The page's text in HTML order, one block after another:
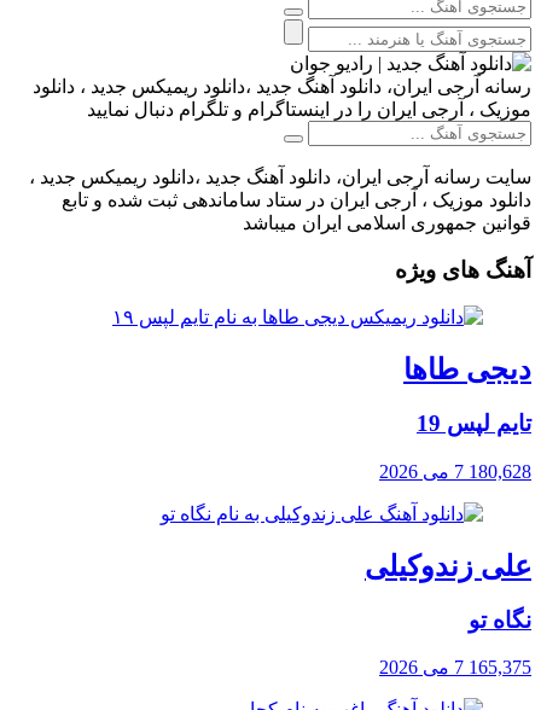
رسانه آرجی ایران، دانلود آهنگ جدید ،دانلود ریمیکس جدید ، دانلود
موزیک ، آرجی ایران را در اینستاگرام و تلگرام دنبال نمایید
سایت رسانه آرجی ایران، دانلود آهنگ جدید ،دانلود ریمیکس جدید ،
دانلود موزیک ، آرجی ایران در ستاد ساماندهی ثبت شده و تابع
قوانین جمهوری اسلامی ایران میباشد
آهنگ های ویژه
دیجی طاها
تایم لپس 19
180,628 7 می 2026
علی زندوکیلی
نگاه تو
165,375 7 می 2026